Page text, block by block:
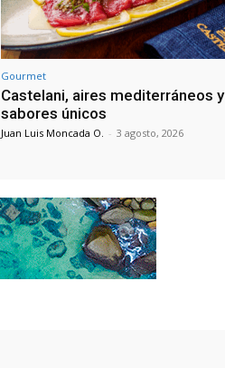
Gourmet
Castelani, aires mediterráneos y
sabores únicos
Juan Luis Moncada O. - 3 agosto, 2026